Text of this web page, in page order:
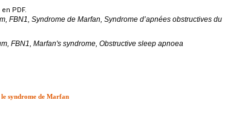
PDF.
FBN1, Syndrome de Marfan, Syndrome d’apnées obstructives du
FBN1, Marfan's syndrome, Obstructive sleep apnoea
syndrome de Marfan